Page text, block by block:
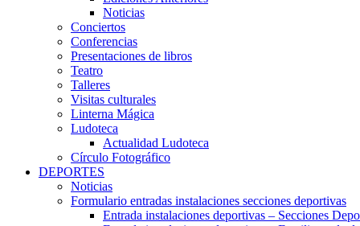
Noticias
Conciertos
Conferencias
Presentaciones de libros
Teatro
Talleres
Visitas culturales
Linterna Mágica
Ludoteca
Actualidad Ludoteca
Círculo Fotográfico
DEPORTES
Noticias
Formulario entradas instalaciones secciones deportivas
Entrada instalaciones deportivas – Secciones